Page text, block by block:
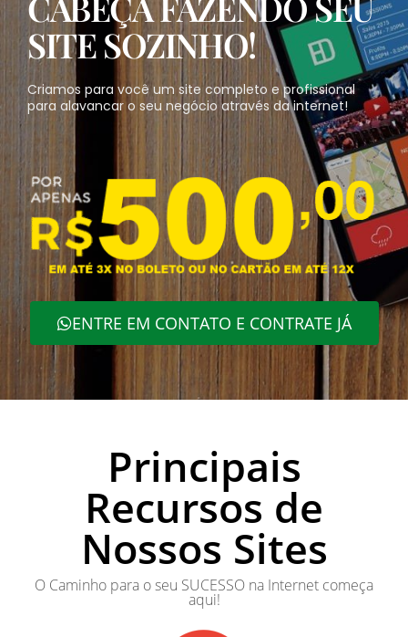
SITE SOZINHO!
Criamos para você um site completo e profissional
para alavancar o seu negócio através da internet!
ENTRE EM CONTATO E CONTRATE JÁ
Principais
Recursos de
Nossos Sites
O Caminho para o seu SUCESSO na Internet começa
aqui!